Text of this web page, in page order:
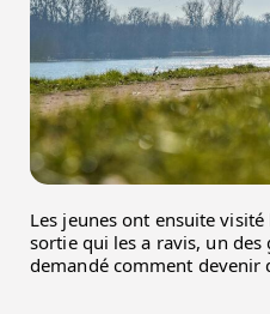
Les jeunes ont ensuite
sortie qui les a ravis, un des
demandé comment devenir